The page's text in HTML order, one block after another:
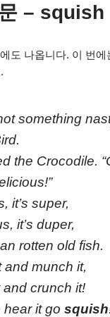
– squish
도 나옵니다. 이 번
something
the Crocodile.
it’s super,
it’s duper,
rotten old fish.
and munch it,
and crunch it!
hear it go squish